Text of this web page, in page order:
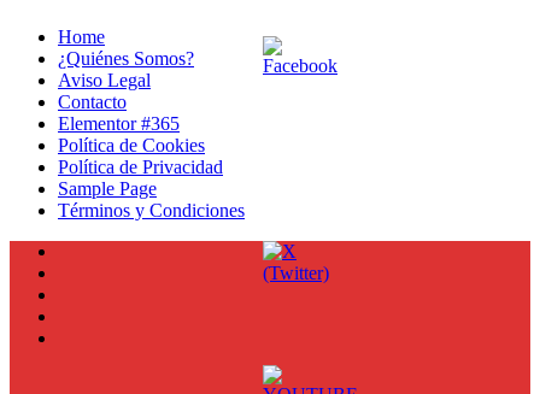
contenido
Home
¿Quiénes Somos?
Aviso Legal
Contacto
Elementor #365
Política de Cookies
Política de Privacidad
Sample Page
Términos y Condiciones